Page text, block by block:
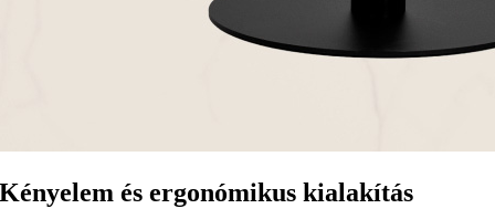
Kényelem és ergonómikus kialakítás